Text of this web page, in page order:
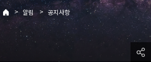
> 알림 > 공지사항